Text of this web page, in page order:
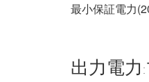
最小保証電力
出力電力